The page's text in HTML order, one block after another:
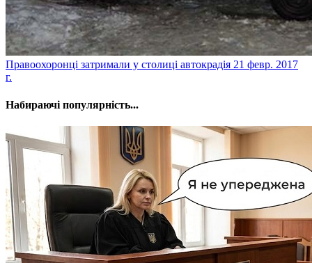
​Правоохоронці затримали у столиці автокрадія 21 февр. 2017
г.
Набираючі популярність...